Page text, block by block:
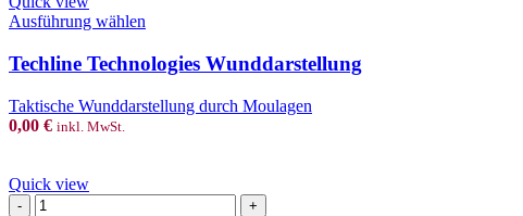
Ausführung wählen
has
multiple
variants.
The
chosen
Techline Technologies Wunddarstellung
Taktische Wunddarstellung durch Moulagen
0,00 € inkl. MwSt.
Quick view
TruBaby